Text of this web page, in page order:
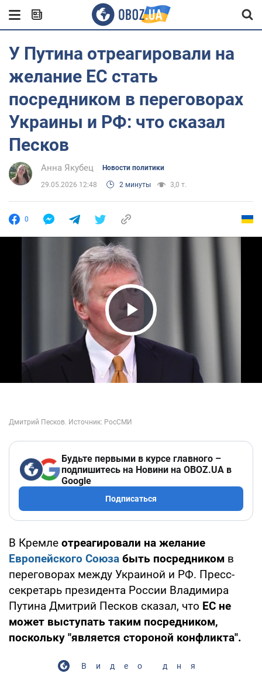
У Путина отреагировали на
желание ЕС стать
посредником в переговорах
Украины и РФ: что сказал
Песков
Анна Якубец Новости политики
29.05.2026 12:48 2 минуты 3,0 т.
0
Play Video
Будьте первыми в курсе главного –
подпишитесь на Новини на OBOZ.UA в
Google
Подписаться
В Кремле отреагировали на желание
Европейского Союза быть посредником в
переговорах между Украиной и РФ. Пресс-
секретарь президента России Владимира
Путина Дмитрий Песков сказал, что ЕС не
может выступать таким посредником,
поскольку "является стороной конфликта".
Видео дня